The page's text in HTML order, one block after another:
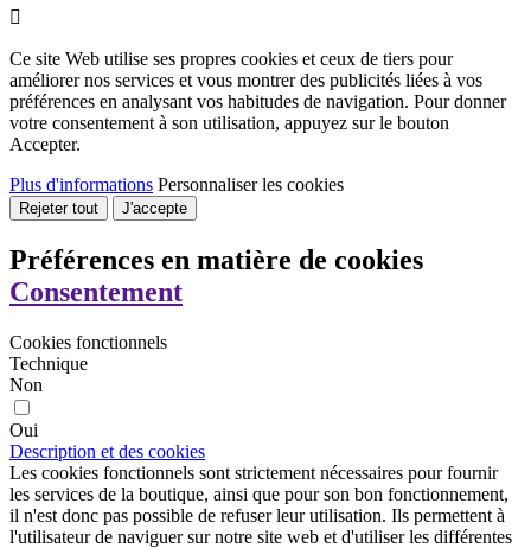

Ce site Web utilise ses propres cookies et ceux de tiers pour
améliorer nos services et vous montrer des publicités liées à vos
préférences en analysant vos habitudes de navigation. Pour donner
votre consentement à son utilisation, appuyez sur le bouton
Accepter.
Plus d'informations Personnaliser les cookies
Rejeter tout J'accepte
Préférences en matière de cookies
Consentement
Cookies fonctionnels
Technique
Non
Oui
Description et des cookies
Les cookies fonctionnels sont strictement nécessaires pour fournir
les services de la boutique, ainsi que pour son bon fonctionnement,
il n'est donc pas possible de refuser leur utilisation. Ils permettent à
l'utilisateur de naviguer sur notre site web et d'utiliser les différentes